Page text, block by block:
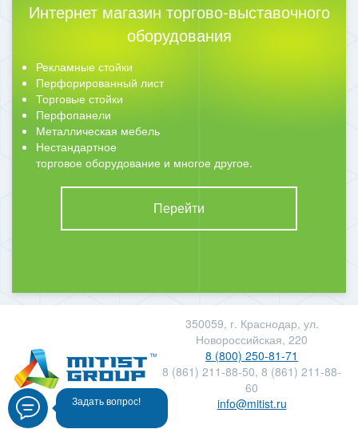
Интернет магазин торгово-выставочного
оборудования
Рекламные стойки
Перфорированный лист
Торговые стойки
Перфопанели
Металлическая мебель
Нестандартное
торговое оборудование и многое другое.
Перейти
350059, г. Краснодар, ул.
Новороссийская, 220
8 (800) 250-81-71
8 (861) 211-88-50, 8 (861) 211-88-
60
info@mitist.ru
Задать вопрос!